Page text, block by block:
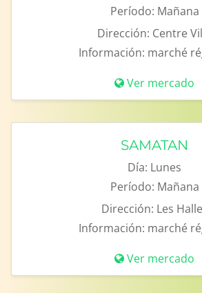
Período: Mañana
Dirección: Centre
Información: marché
Ver mercado
SAMATAN
Día: Lunes
Período: Mañana
Dirección: Les
Información: marché
Ver mercado